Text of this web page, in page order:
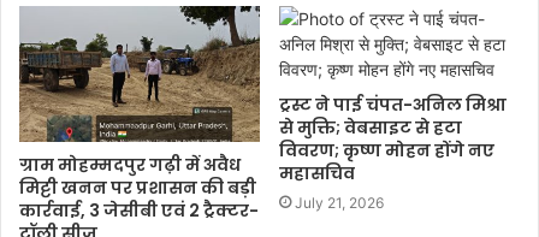
ग्राम मोहम्मदपुर गढ़ी में अवैध
मिट्टी खनन पर प्रशासन की बड़ी
कार्रवाई, 3 जेसीबी एवं 2 ट्रैक्टर-
ट्रस्ट ने पाई चंपत-अनिल मिश्रा
से मुक्ति; वेबसाइट से हटा
विवरण; कृष्ण मोहन होंगे नए
महासचिव
July 21, 2026